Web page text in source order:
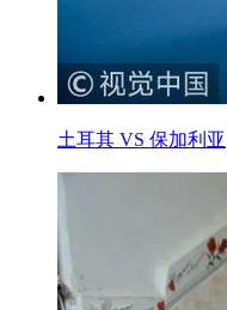
土耳其 VS 保加利亚